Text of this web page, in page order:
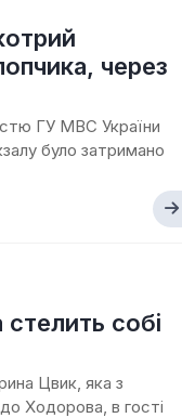
через
ГУ МВС України
було затримано
собі
Цвик, яка з
Ходорова, в гості